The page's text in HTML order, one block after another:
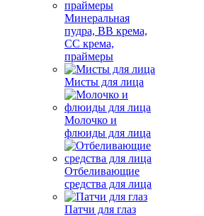
Минеральная
пудра, BB крема,
СС крема,
праймеры
Мисты для лица
Молочко и
флюиды для лица
Отбеливающие
средства для лица
Патчи для глаз